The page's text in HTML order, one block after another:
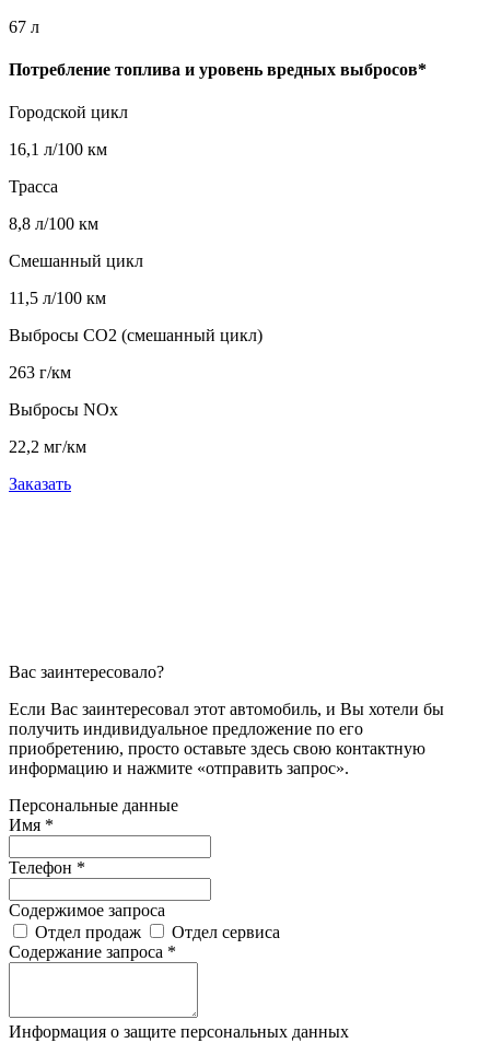
67 л
Потребление топлива и уровень вредных выбросов*
Городской цикл
16,1 л/100 км
Трасса
8,8 л/100 км
Смешанный цикл
11,5 л/100 км
Выбросы CO2 (смешанный цикл)
263 г/км
Выбросы NOx
22,2 мг/км
Заказать
Вас заинтересовало?
Если Вас заинтересовал этот автомобиль, и Вы хотели бы
получить индивидуальное предложение по его
приобретению, просто оставьте здесь свою контактную
информацию и нажмите «отправить запрос».
Персональные данные
Имя *
Телефон *
Содержимое запроса
Отдел продаж
Отдел сервиса
Содержание запроса *
Информация о защите персональных данных